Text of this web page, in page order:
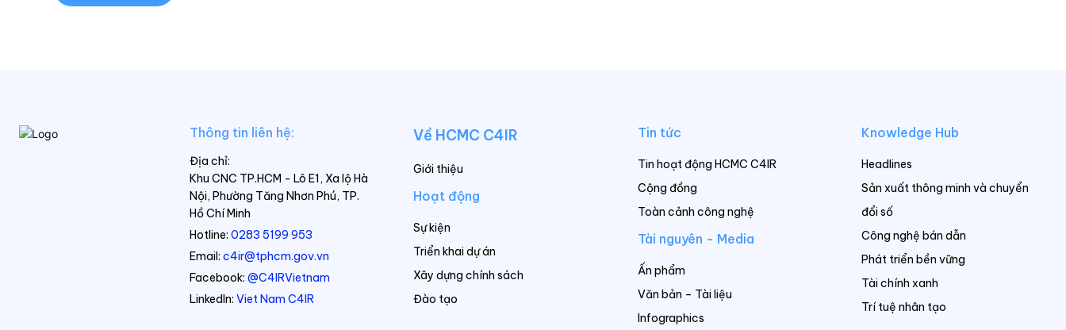
Thông tin liên hệ:
Địa chỉ:
Khu CNC TP.HCM - Lô E1, Xa lộ Hà
Nội, Phường Tăng Nhơn Phú, TP.
Hồ Chí Minh
Hotline:0283 5199 953
Email:c4ir@tphcm.gov.vn
Facebook:@C4IRVietnam
LinkedIn:Viet Nam C4IR
Về HCMC C4IR
Giới thiệu
Hoạt động
Sự kiện
Triển khai dự án
Xây dựng chính sách
Đào tạo
Tin tức
Tin hoạt động HCMC C4IR
Cộng đồng
Toàn cảnh công nghệ
Tài nguyên - Media
Ấn phẩm
Văn bản – Tài liệu
Infographics
Knowledge Hub
Headlines
Sản xuất thông minh và chuyển
đổi số
Công nghệ bán dẫn
Phát triển bền vững
Tài chính xanh
Trí tuệ nhân tạo